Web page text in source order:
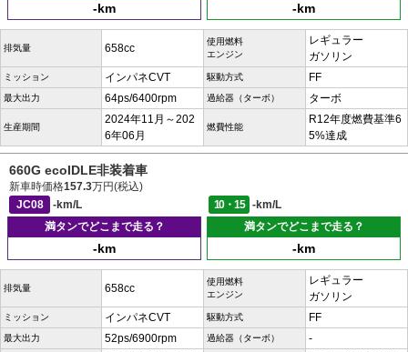
-km -km
排気量 658cc
使用燃料
エンジン
レギュラー
ガソリン
ミッション インパネCVT 駆動方式 FF
最大出力 64ps/6400rpm 過給器（ターボ） ターボ
生産期間
2024年11月～202
6年06月
燃費性能
R12年度燃費基準6
5%達成
660G ecoIDLE非装着車
新車時価格157.3万円(税込)
JC08
-km/L 10・15
-km/L
満タンでどこまで走る？
-km
満タンでどこまで走る？
-km
排気量 658cc
使用燃料
エンジン
レギュラー
ガソリン
ミッション インパネCVT 駆動方式 FF
最大出力 52ps/6900rpm 過給器（ターボ） -